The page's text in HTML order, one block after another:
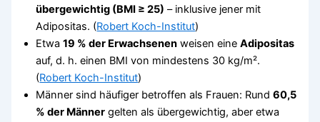
übergewichtig (BMI ≥ 25) – inklusive jener mit
Adipositas. (Robert Koch-Institut)
Etwa19 % der Erwachsenen weisen eineAdipositas
auf, d. h. einen BMI von mindestens 30 kg/m².
(Robert Koch-Institut)
Männer sind häufiger betroffen als Frauen: Rund60,5
% der Männer gelten als übergewichtig, aber etwa